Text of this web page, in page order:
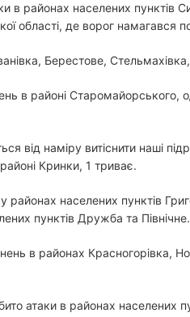
в районах населених пунктів
області, де ворог
Берестове, Стельмахівка,
в районі Старомайорського,
від наміру витіснити наші
Кринки, 1 триває.
районах населених пунктів
пунктів Дружба та Північне.
в районах Красногорівка,
атаки в районах населених